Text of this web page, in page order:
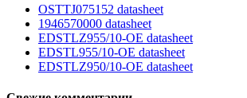
OSTTJ075152 datasheet
1946570000 datasheet
EDSTLZ955/10-OE datasheet
EDSTL955/10-OE datasheet
EDSTLZ950/10-OE datasheet